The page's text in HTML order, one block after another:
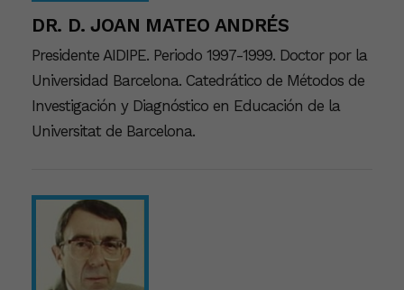
DR. D. JOAN MATEO ANDRÉS
Presidente AIDIPE. Periodo 1997-1999. Doctor por la
Universidad Barcelona. Catedrático de Métodos de
Investigación y Diagnóstico en Educación de la
Universitat de Barcelona.